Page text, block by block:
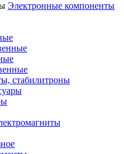
Электронные компоненты
стабилитроны